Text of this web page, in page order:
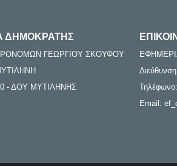
ΔΗΜΟΚΡΑΤΗΣ
ΓΕΩΡΓΙΟΥ ΣΚΟΥΦΟΥ
- ΔΟΥ ΜΥΤΙΛΗΝΗΣ
Email: